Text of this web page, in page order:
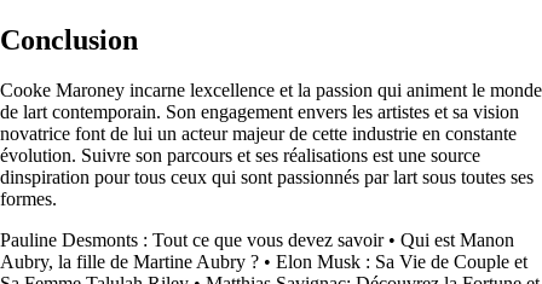
Conclusion
Cooke Maroney incarne lexcellence et la passion qui animent le monde
de lart contemporain. Son engagement envers les artistes et sa vision
novatrice font de lui un acteur majeur de cette industrie en constante
évolution. Suivre son parcours et ses réalisations est une source
dinspiration pour tous ceux qui sont passionnés par lart sous toutes ses
formes.
Pauline Desmonts : Tout ce que vous devez savoir• Qui est Manon
Aubry, la fille de Martine Aubry ? • Elon Musk : Sa Vie de Couple et